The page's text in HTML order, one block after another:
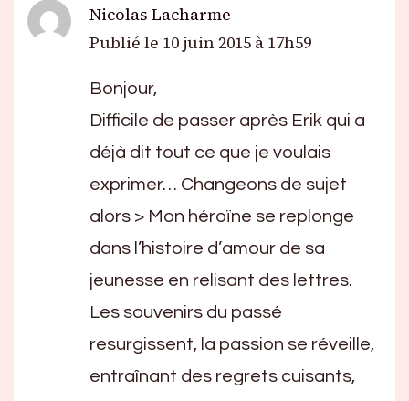
Nicolas Lacharme
Publié le 10 juin 2015 à 17h59
Bonjour,
Difficile de passer après Erik qui a
déjà dit tout ce que je voulais
exprimer… Changeons de sujet
alors > Mon héroïne se replonge
dans l’histoire d’amour de sa
jeunesse en relisant des lettres.
Les souvenirs du passé
resurgissent, la passion se réveille,
entraînant des regrets cuisants,